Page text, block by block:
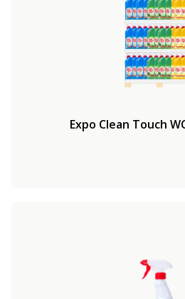
Expo Clean Touch